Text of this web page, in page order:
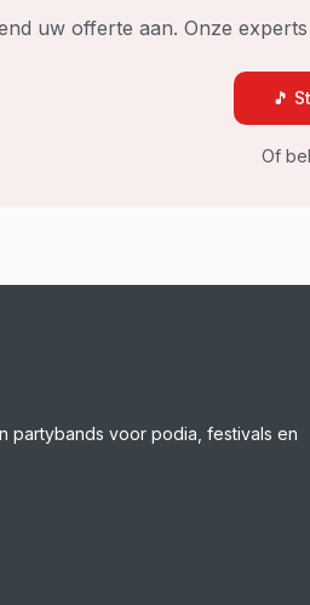
uw offerte aan. Onze
🎵
Of
partybands voor podia, festivals en